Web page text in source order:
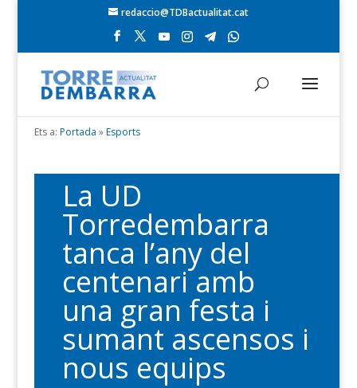
redaccio@TDBactualitat.cat
Ets a: Portada »Esports
La UD
Torredembarra
tanca l’any del
centenari amb
una gran festa i
sumant ascensos i
nous equips